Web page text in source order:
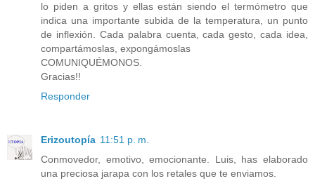
lo piden a gritos y ellas están siendo el termómetro que
indica una importante subida de la temperatura, un punto
de inflexión. Cada palabra cuenta, cada gesto, cada idea,
compartámoslas, expongámoslas
COMUNIQUÉMONOS.
Gracias!!
Responder
Erizoutopía 11:51 p. m.
Conmovedor, emotivo, emocionante. Luis, has elaborado
una preciosa jarapa con los retales que te enviamos.